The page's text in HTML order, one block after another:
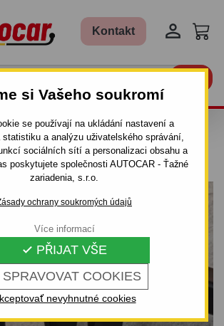
si Vašeho soukromí
se používají na ukládání nastavení a
statistiku a analýzu uživatelského správání,
sociálních sítí a personalizaci obsahu a
poskytujete společnosti AUTOCAR - Ťažné
zariadenia, s.r.o.
ochrany soukromých údajů
SPRAVOVAT COOKIES
 PŘIJAT VŠE
nevyhnutné cookies
Více informací
Kontakt 
PRO DAEWOO LANOS -
DO 2003 - ODNÍMATELNÝ
SYSTÉM